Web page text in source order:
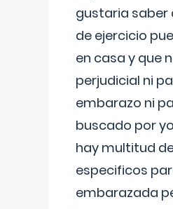
gustaria saber
de ejercicio
en casa y que
perjudicial ni
embarazo ni
buscado por
hay multitud
especificos
embarazada